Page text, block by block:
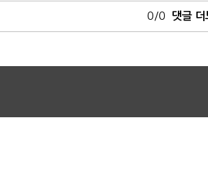
0/0 댓글 더